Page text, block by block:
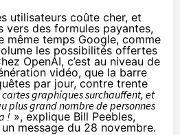
utilisateurs coûte cher, et
vers des formules payantes,
même temps Google, comme
les possibilités offertes
OpenAI, c’est au niveau de
vidéo, que la barre
par jour, contre trente
cartes graphiques surchauffent, et
plus grand nombre de personnes
! », explique Bill Peebles,
message du 28 novembre.